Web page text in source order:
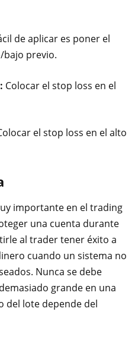
de aplicar es poner el
bajo previo.
Colocar el stop loss en el
el stop loss en el alto
importante en el trading
una cuenta durante
al trader tener éxito a
cuando un sistema no
Nunca se debe
grande en una
del lote depende del